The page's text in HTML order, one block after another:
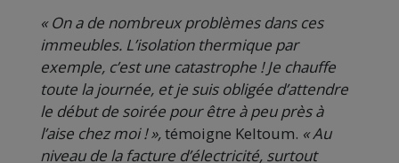
« On a de nombreux problèmes dans ces
immeubles. L’isolation thermique par
exemple, c’est une catastrophe ! Je chauffe
toute la journée, et je suis obligée d’attendre
le début de soirée pour être à peu près à
l’aise chez moi ! »,témoigne Keltoum. « Au
niveau de la facture d’électricité, surtout